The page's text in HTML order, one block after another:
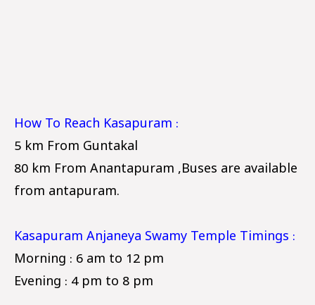
How To Reach Kasapuram :
5 km From Guntakal
80 km From Anantapuram ,Buses are available
from antapuram.
Kasapuram Anjaneya Swamy Temple Timings :
Morning : 6 am to 12 pm
Evening : 4 pm to 8 pm